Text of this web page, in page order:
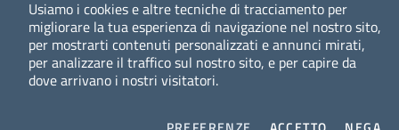
Usiamo i cookies e altre tecniche di tracciamento per
migliorare la tua esperienza di navigazione nel nostro sito,
per mostrarti contenuti personalizzati e annunci mirati,
per analizzare il traffico sul nostro sito, e per capire da
dove arrivano i nostri visitatori.
COOKIES I COOKIESI